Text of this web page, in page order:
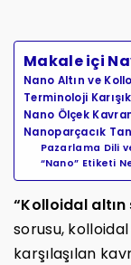
Makale içi
Nano Altın ve
Terminoloji
Nano Ölçek
Nanoparçacık
Pazarlama Dili
“Nano” Etiketi
“Kolloidal altın
sorusu,
karşılaşılan